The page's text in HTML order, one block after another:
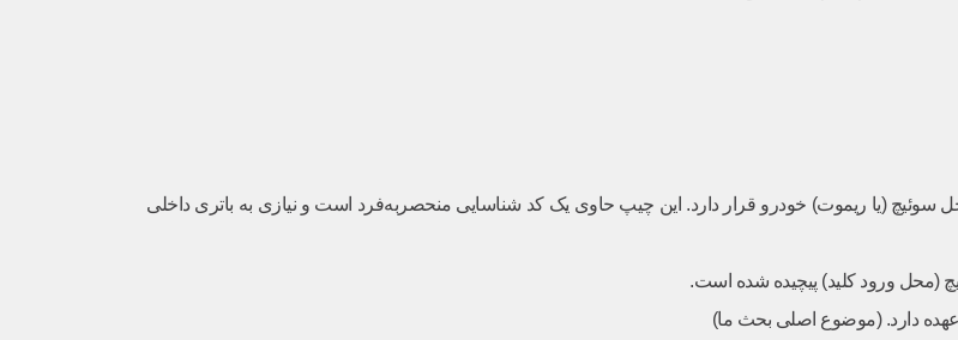
سوئیچ (یا ریموت) خودرو قرار دارد. این چیپ حاوی یک کد شناسایی منحصربه‌فرد است و نیازی به باتری داخلی
دارد. (موضوع اصلی بحث ما)